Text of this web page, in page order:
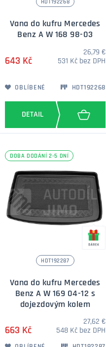
HDT192268
Vana do kufru Mercedes
Benz A W 168 98-03
643 Kč
26,79 €
531 Kč bez DPH
OBLÍBENÉ HDT192268
DOBA DODÁNÍ 2-5 DNÍ
HDT192287
Vana do kufru Mercedes
Benz A W 169 04-12 s
dojezdovým kolem
663 Kč
27,62 €
548 Kč bez DPH